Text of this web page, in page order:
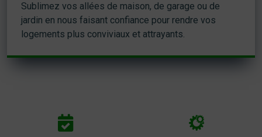
Sublimez vos allées de maison, de garage ou de
jardin en nous faisant confiance pour rendre vos
logements plus conviviaux et attrayants.